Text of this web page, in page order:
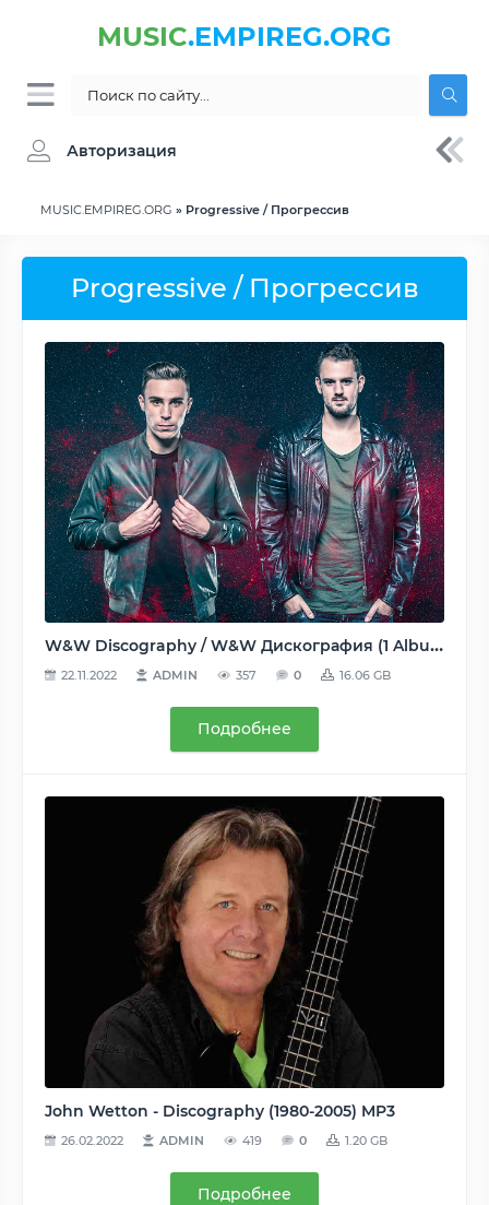
MUSIC.EMPIREG.ORG
Авторизация
MUSIC.EMPIREG.ORG » Progressive / Прогрессив
Progressive / Прогрессив
W&W Discography / W&W Дискография (1 Albums, 6 Compilations, 80 Singles, 25 Remixes) - 2008-2020, FLAC (tracks, tracks+.cue, image+.cue), lossless [WEB, CD]
22.11.2022 ADMIN 357 0 16.06 GB
Подробнее
John Wetton - Discography (1980-2005) MP3
26.02.2022 ADMIN 419 0 1.20 GB
Подробнее